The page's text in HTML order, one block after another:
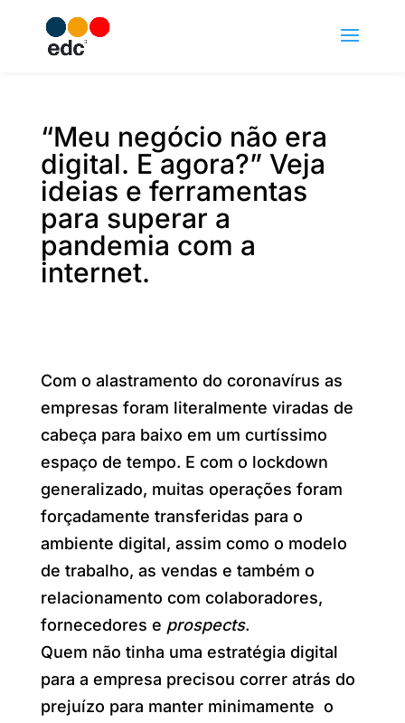
“Meu negócio não era
digital. E agora?” Veja
ideias e ferramentas
para superar a
pandemia com a
internet.
Com o alastramento do coronavírus as
empresas foram literalmente viradas de
cabeça para baixo em um curtíssimo
espaço de tempo. E com o lockdown
generalizado, muitas operações foram
forçadamente transferidas para o
ambiente digital, assim como o modelo
de trabalho, as vendas e também o
relacionamento com colaboradores,
fornecedores e prospects.
Quem não tinha uma estratégia digital
para a empresa precisou correr atrás do
prejuízo para manter minimamente o